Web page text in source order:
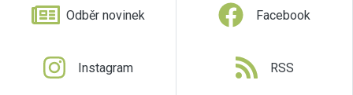
Odběr novinek Facebook
Instagram RSS